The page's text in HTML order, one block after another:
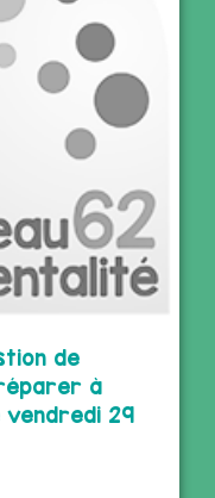
de
à
29